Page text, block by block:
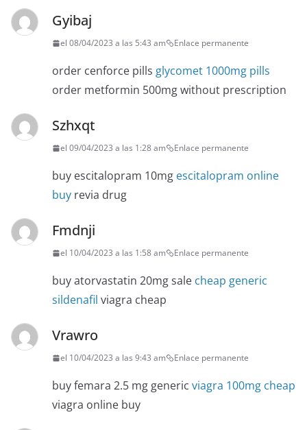
Gyibaj
el 08/04/2023 a las 5:43 am Enlace permanente
order cenforce pills glycomet 1000mg pills
order metformin 500mg without prescription
Szhxqt
el 09/04/2023 a las 1:28 am Enlace permanente
buy escitalopram 10mg escitalopram online
buy revia drug
Fmdnji
el 10/04/2023 a las 1:58 am Enlace permanente
buy atorvastatin 20mg sale cheap generic
sildenafil viagra cheap
Vrawro
el 10/04/2023 a las 9:43 am Enlace permanente
buy femara 2.5 mg generic viagra 100mg cheap
viagra online buy